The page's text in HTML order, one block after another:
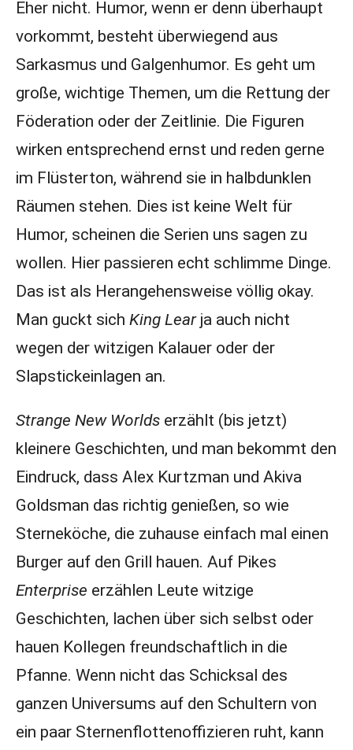
Eher nicht. Humor, wenn er denn überhaupt
vorkommt, besteht überwiegend aus
Sarkasmus und Galgenhumor. Es geht um
große, wichtige Themen, um die Rettung der
Föderation oder der Zeitlinie. Die Figuren
wirken entsprechend ernst und reden gerne
im Flüsterton, während sie in halbdunklen
Räumen stehen. Dies ist keine Welt für
Humor, scheinen die Serien uns sagen zu
wollen. Hier passieren echt schlimme Dinge.
Das ist als Herangehensweise völlig okay.
Man guckt sich King Learja auch nicht
wegen der witzigen Kalauer oder der
Slapstickeinlagen an.
Strange New Worldserzählt (bis jetzt)
kleinere Geschichten, und man bekommt den
Eindruck, dass Alex Kurtzman und Akiva
Goldsman das richtig genießen, so wie
Sterneköche, die zuhause einfach mal einen
Burger auf den Grill hauen. Auf Pikes
Enterprise erzählen Leute witzige
Geschichten, lachen über sich selbst oder
hauen Kollegen freundschaftlich in die
Pfanne. Wenn nicht das Schicksal des
ganzen Universums auf den Schultern von
ein paar Sternenflottenoffizieren ruht, kann